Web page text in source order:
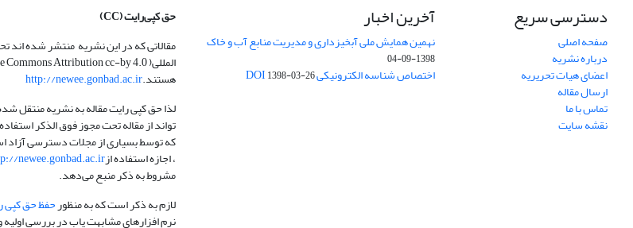
دسترسی سریع
صفحه اصلی
درباره نشریه
اعضای هیات تحریریه
ارسال مقاله
تماس با ما
نقشه سایت
آخرین اخبار
نهمین همایش ملی آبخیزداری و مدیریت منابع آب و خاک
1398-09-04
اختصاص شناسه الکترونیکی DOI1398-03-26
حق کپی‌رایت(CC)
مقالاتی که در این نشریه منتشر شده اند
هستند.http://newee.gonbad.ac.ir
لذا حق کپی رایت مقاله به نشریه منتقل
تواند از مقاله تحت مجوز فوق الذکر
که توسط بسیاری از مجلات دسترسی آزاد
، اجازه استفاده ازnewee.gonbad.ac.ir
مشروط به ذکر منبع می‌دهد.
لازم به ذکر است که به منظورحفظ حق کپی
نرم افزارهای مشابهت یاب در بررسی اولیه